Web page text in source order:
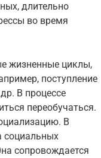
длительно
во время
жизненные циклы,
поступление
В процессе
переобучаться.
В
социальных
сопровождается